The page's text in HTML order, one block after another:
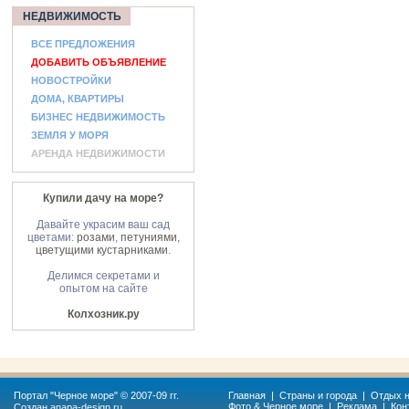
НЕДВИЖИМОСТЬ
ВСЕ ПРЕДЛОЖЕНИЯ
ДОБАВИТЬ ОБЪЯВЛЕНИЕ
НОВОСТРОЙКИ
ДОМА, КВАРТИРЫ
БИЗНЕС НЕДВИЖИМОСТЬ
ЗЕМЛЯ У МОРЯ
АРЕНДА НЕДВИЖИМОСТИ
Купили дачу на море?
Давайте украсим ваш сад
цветами: розами, петуниями,
цветущими кустарниками.
Делимся секретами и
опытом на сайте
Колхозник.ру
Портал "Черное море" © 2007-09 гг.
Главная | Страны и города | Отдых
Фото & Черное море | Реклама |